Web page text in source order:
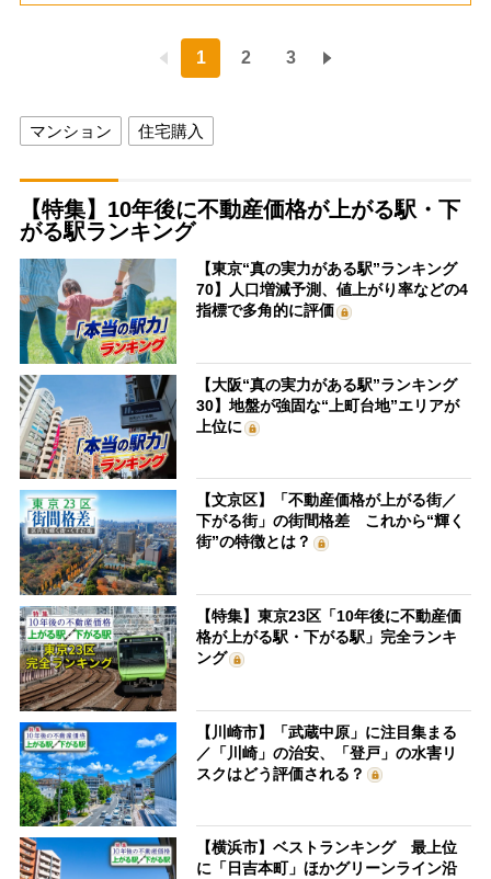
1 2 3
マンション 住宅購入
【特集】10年後に不動産価格が上がる駅・下
がる駅ランキング
【東京“真の実力がある駅”ランキング
70】人口増減予測、値上がり率などの4
指標で多角的に評価
【大阪“真の実力がある駅”ランキング
30】地盤が強固な“上町台地”エリアが
上位に
【文京区】「不動産価格が上がる街／
下がる街」の街間格差 これから“輝く
街”の特徴とは？
【特集】東京23区「10年後に不動産価
格が上がる駅・下がる駅」完全ランキ
ング
【川崎市】「武蔵中原」に注目集まる
／「川崎」の治安、「登戸」の水害リ
スクはどう評価される？
【横浜市】ベストランキング 最上位
に「日吉本町」ほかグリーンライン沿